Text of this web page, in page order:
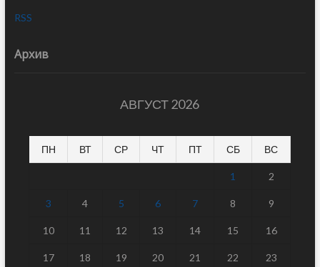
RSS
Архив
АВГУСТ 2026
ПН ВТ СР ЧТ ПТ СБ ВС
1 2
3 4 5 6 7 8 9
10 11 12 13 14 15 16
17 18 19 20 21 22 23